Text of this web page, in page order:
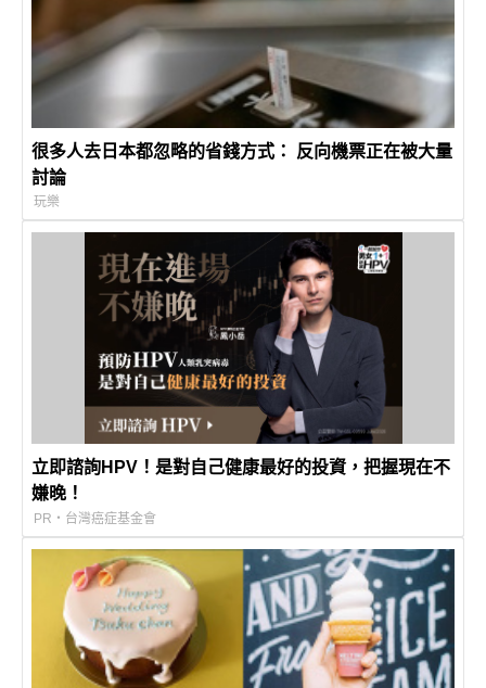
很多人去日本都忽略的省錢方式： 反向機票正在被大量
討論
玩樂
立即諮詢HPV！是對自己健康最好的投資，把握現在不
嫌晚！
PR・台灣癌症基金會